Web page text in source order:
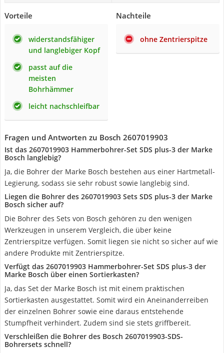
Vorteile
widerstandsfähiger
und langlebiger Kopf
passt auf die
meisten
Bohrhämmer
leicht nachschleifbar
Nachteile
ohne Zentrierspitze
Fragen und Antworten zu Bosch 2607019903
Ist das 2607019903 Hammerbohrer-Set SDS plus-3 der Marke
Bosch langlebig?
Ja, die Bohrer der Marke Bosch bestehen aus einer Hartmetall-
Legierung, sodass sie sehr robust sowie langlebig sind.
Liegen die Bohrer des 2607019903 Sets SDS plus-3 der Marke
Bosch sicher auf?
Die Bohrer des Sets von Bosch gehören zu den wenigen
Werkzeugen in unserem Vergleich, die über keine
Zentrierspitze verfügen. Somit liegen sie nicht so sicher auf wie
andere Produkte mit Zentrierspitze.
Verfügt das ‎2607019903 Hammerbohrer-Set SDS plus-3 der
Marke Bosch über einen Sortierkasten?
Ja, das Set der Marke Bosch ist mit einem praktischen
Sortierkasten ausgestattet. Somit wird ein Aneinanderreiben
der einzelnen Bohrer sowie eine daraus entstehende
Stumpfheit verhindert. Zudem sind sie stets griffbereit.
Verschleißen die Bohrer des Bosch 2607019903-SDS-
Bohrersets schnell?